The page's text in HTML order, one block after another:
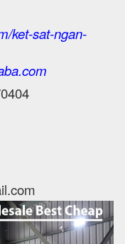
ket-sat-ngan-